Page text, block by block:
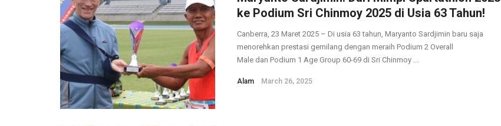
ke Podium Sri Chinmoy 2025 di Usia 63 Tahun!
Canberra, 23 Maret 2025 – Di usia 63 tahun, Maryanto Sardjimin baru saja
menorehkan prestasi gemilang dengan meraih Podium 2 Overall
Male dan Podium 1 Age Group 60-69 di Sri Chinmoy ...
Alam March 26, 2025